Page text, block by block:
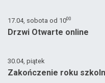
17.04, sobota od 1000
Drzwi Otwarte online
30.04, piątek
Zakończenie roku